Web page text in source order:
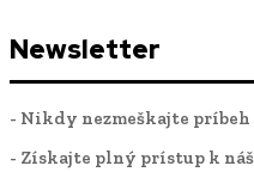
Newsletter
- Nikdy nezmeškajte
- Získajte plný prístup k